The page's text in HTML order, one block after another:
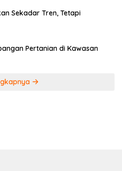
Sekadar Tren, Tetapi
Pertanian di Kawasan